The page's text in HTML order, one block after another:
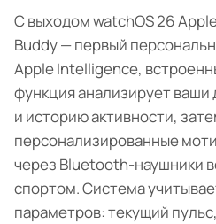
С выходом watchOS 26
Buddy — первый
Apple Intelligence,
функция анализирует ваши
и историю активности,
персонализированные
через Bluetooth-наушники
спортом. Система
параметров: текущий